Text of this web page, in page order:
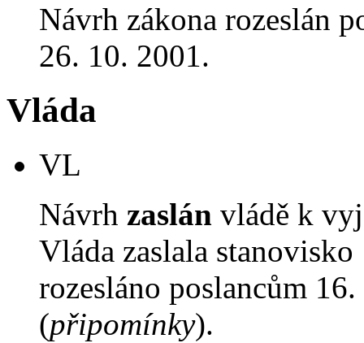
Návrh zákona rozeslán
26. 10. 2001.
Vláda
VL
Návrh zaslán vládě k
Vláda zaslala
rozesláno poslancům
(připomínky).